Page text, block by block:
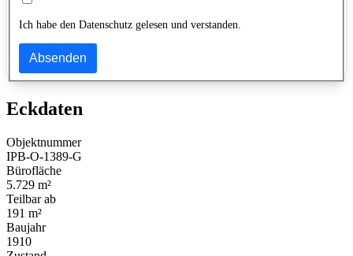
Ich habe den Datenschutz gelesen und verstanden.
Absenden
Eckdaten
Objektnummer
IPB-O-1389-G
Bürofläche
5.729 m²
Teilbar ab
191 m²
Baujahr
1910